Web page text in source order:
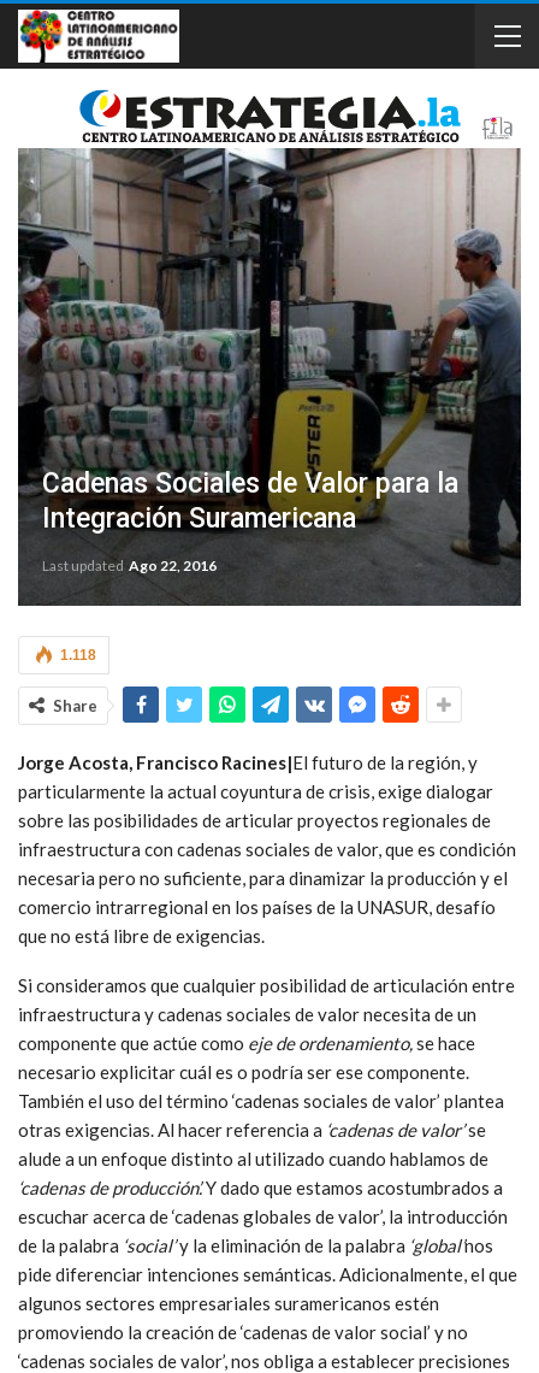
Cadenas Sociales de Valor para la
Integración Suramericana
Last updated Ago 22, 2016
1.118
Share
Jorge Acosta, Francisco Racines|El futuro de la región, y
particularmente la actual coyuntura de crisis, exige dialogar
sobre las posibilidades de articular proyectos regionales de
infraestructura con cadenas sociales de valor, que es condición
necesaria pero no suficiente, para dinamizar la producción y el
comercio intrarregional en los países de la UNASUR, desafío
que no está libre de exigencias.
Si consideramos que cualquier posibilidad de articulación entre
infraestructura y cadenas sociales de valor necesita de un
componente que actúe como eje de ordenamiento, se hace
necesario explicitar cuál es o podría ser ese componente.
También el uso del término ‘cadenas sociales de valor’ plantea
otras exigencias. Al hacer referencia a ‘cadenas de valor’se
alude a un enfoque distinto al utilizado cuando hablamos de
‘cadenas de producción’.Y dado que estamos acostumbrados a
escuchar acerca de ‘cadenas globales de valor’, la introducción
de la palabra ‘social’y la eliminación de la palabra ‘global’nos
pide diferenciar intenciones semánticas. Adicionalmente, el que
algunos sectores empresariales suramericanos estén
promoviendo la creación de ‘cadenas de valor social’ y no
‘cadenas sociales de valor’, nos obliga a establecer precisiones